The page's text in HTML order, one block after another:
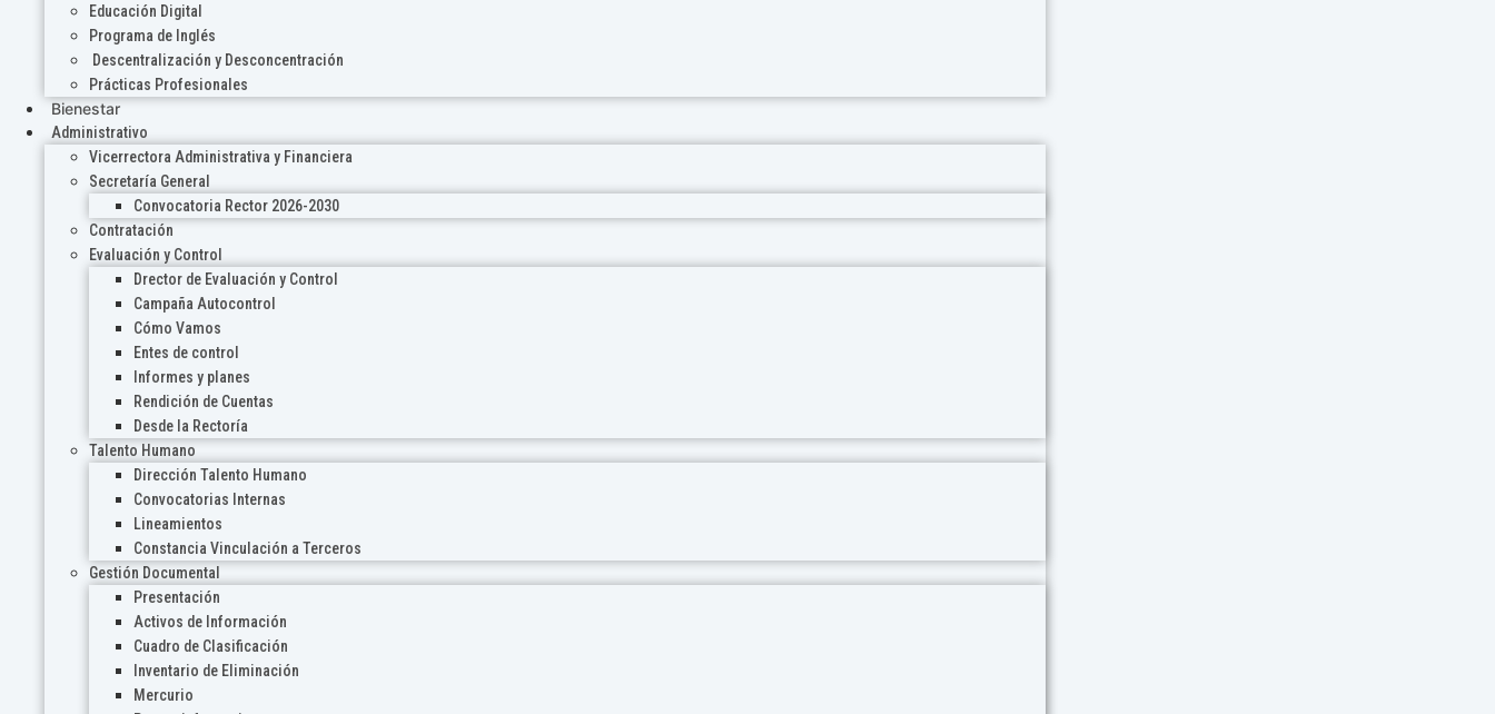
Educación Digital
Programa de Inglés
Descentralización y Desconcentración
Prácticas Profesionales
Bienestar
Administrativo
Vicerrectora Administrativa y Financiera
Secretaría General
Convocatoria Rector 2026-2030
Contratación
Evaluación y Control
Drector de Evaluación y Control
Campaña Autocontrol
Cómo Vamos
Entes de control
Informes y planes
Rendición de Cuentas
Desde la Rectoría
Talento Humano
Dirección Talento Humano
Convocatorias Internas
Lineamientos
Constancia Vinculación a Terceros
Gestión Documental
Presentación
Activos de Información
Cuadro de Clasificación
Inventario de Eliminación
Mercurio